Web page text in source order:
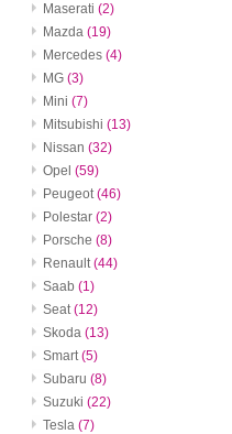
Maserati (2)
Mazda (19)
Mercedes (4)
MG (3)
Mini (7)
Mitsubishi (13)
Nissan (32)
Opel (59)
Peugeot(46)
Polestar (2)
Porsche (8)
Renault(44)
Saab (1)
Seat(12)
Skoda (13)
Smart(5)
Subaru (8)
Suzuki (22)
Tesla (7)